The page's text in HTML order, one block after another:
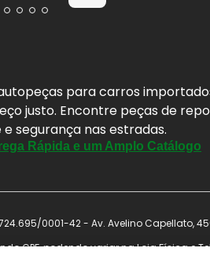
para carros
justo. Encontre peças de
segurança nas estradas.
Rápida e um Amplo Catálogo
0001-42 - Av. Avelino Capellato,
CPF, podendo variar na Loja Física e